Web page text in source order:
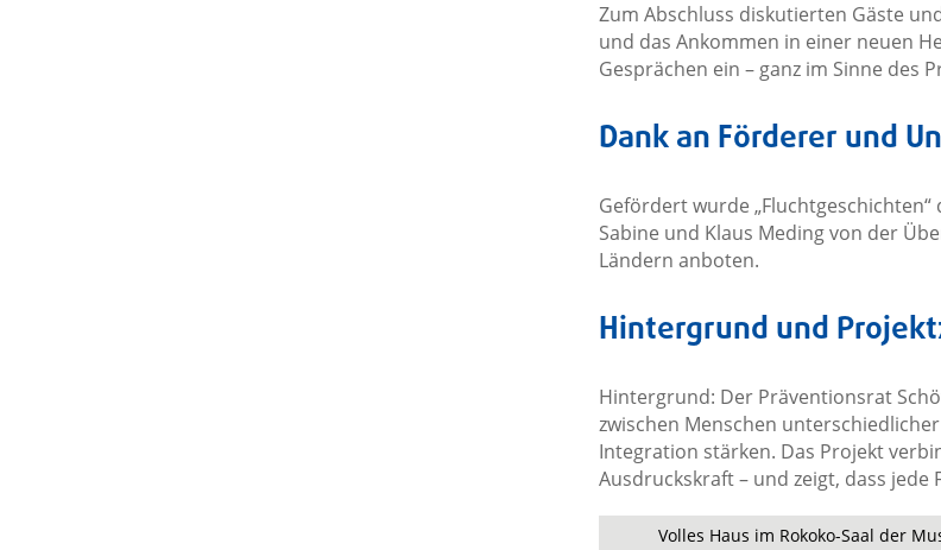
Zum Abschluss diskutierten Gäste
und das Ankommen in einer neuen
Gesprächen ein – ganz im Sinne des
Dank an Förderer und
Gefördert wurde
Sabine und Klaus Meding von der
Ländern anboten.
Hintergrund und
Hintergrund: Der Präventionsrat
zwischen Menschen
Integration stärken. Das Projekt
Ausdruckskraft – und zeigt, dass
Volles Haus im Rokoko-Saal der